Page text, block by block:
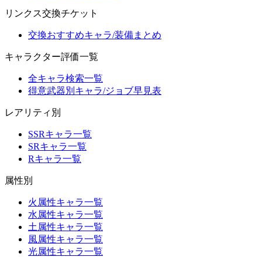
リンクス交換チケット
交換おすすめキャラ/装備まとめ
キャラクター評価一覧
全キャラ検索一覧
得意武器別キャラ/ジョブ早見表
レアリティ別
SSRキャラ一覧
SRキャラ一覧
Rキャラ一覧
属性別
火属性キャラ一覧
水属性キャラ一覧
土属性キャラ一覧
風属性キャラ一覧
光属性キャラ一覧